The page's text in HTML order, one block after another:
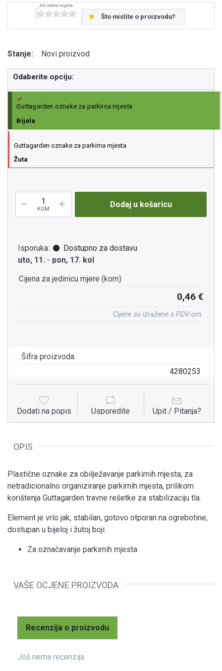
Što mislite o proizvodu?
Stanje: Novi proizvod
Odaberite opciju:
Guttagarden oznake za parkirna mjesta
Bijela
Guttagarden oznake za parkirna mjesta
Žuta
Šifra proizvoda
4280253
KOM Dodaj u košaricu
Isporuka:
Dostupno za dostavu
uto, 11. - pon, 17. kol
Cijena za jedinicu mjere (kom)
0,46 €
Cijene su izražene s PDV-om.
Dodati na popis Usporedite Upit / Pitanja?
OPIS
Plastične oznake za obilježavanje parkirnih mjesta, za
netradicionalno organiziranje parkirnih mjesta, prilikom
korištenja Guttagarden travne rešetke za stabilizaciju tla.
Element je vrlo jak, stabilan, gotovo otporan na ogrebotine,
dostupan u bijeloj i žutoj boji.
Za označavanje parkirnih mjesta
VAŠE OCJENE PROIZVODA
Recenzija o proizvodu
Još nema recenzija